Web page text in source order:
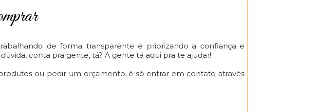
de forma transparente e priorizando a confiança e
conta pra gente, tá? A gente tá aqui pra te ajudar!
ou pedir um orçamento, é só entrar em contato através